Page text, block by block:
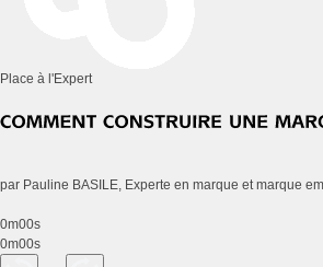
Place à l'Expert
par Pauline BASILE, Experte en marque et marque
0m00s
0m00s